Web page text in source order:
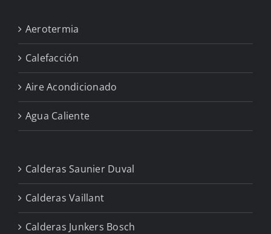
Aerotermia
Calefacción
Aire Acondicionado
Agua Caliente
Calderas Saunier Duval
Calderas Vaillant
Calderas Junkers Bosch